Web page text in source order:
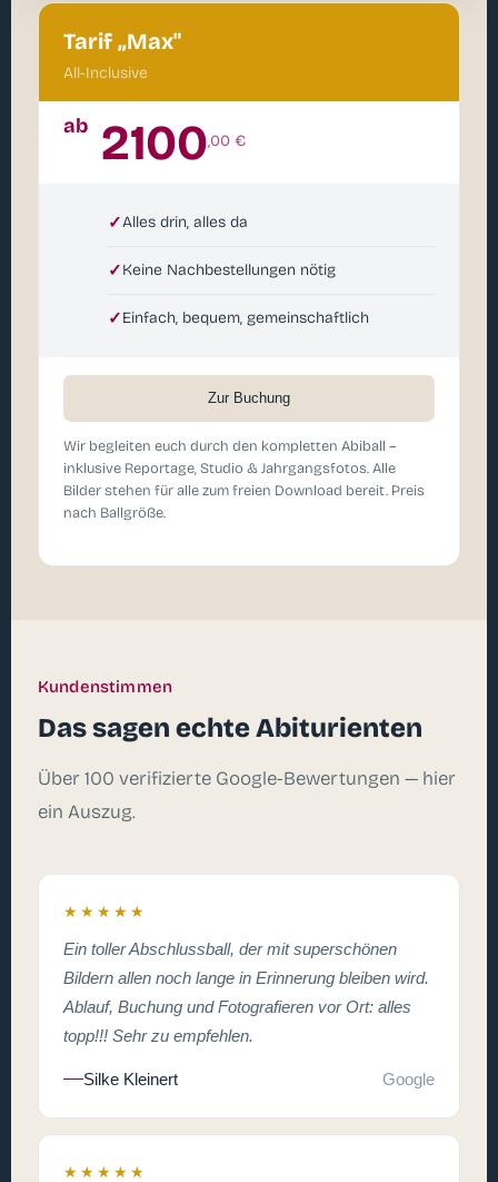
Tarif „Max"
All-Inclusive
ab 2100,00 €
✓Alles drin, alles da
✓Keine Nachbestellungen nötig
✓Einfach, bequem, gemeinschaftlich
Zur Buchung
Wir begleiten euch durch den kompletten Abiball –
inklusive Reportage, Studio & Jahrgangsfotos. Alle
Bilder stehen für alle zum freien Download bereit. Preis
nach Ballgröße.
Kundenstimmen
Das sagen echte Abiturienten
Über 100 verifizierte Google-Bewertungen — hier
ein Auszug.
★★★★★
Ein toller Abschlussball, der mit superschönen
Bildern allen noch lange in Erinnerung bleiben wird.
Ablauf, Buchung und Fotografieren vor Ort: alles
topp!!! Sehr zu empfehlen.
Silke Kleinert Google
★★★★★